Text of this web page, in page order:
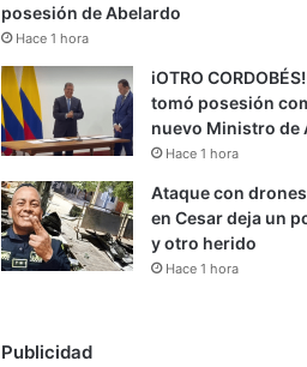
posesión de Abelardo
Hace 1 hora
iOTRO
tomó posesión
nuevo Ministro de
Hace 1 hora
Ataque con
en Cesar deja un
y otro herido
Hace 1 hora
Publicidad